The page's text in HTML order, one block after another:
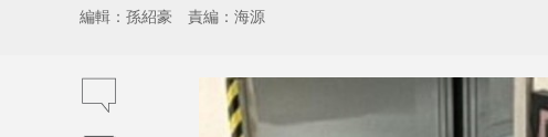
編輯：孫紹豪 責編：海源